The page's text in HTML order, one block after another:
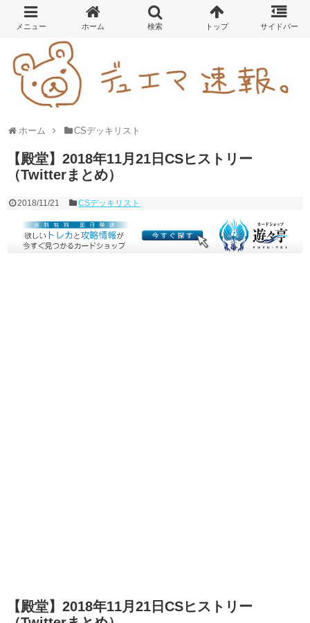
ホーム CSデッキリスト
【殿堂】2018年11月21日CSヒストリー
（Twitterまとめ）
2018/11/21 CSデッキリスト
【殿堂】2018年11月21日CSヒストリー